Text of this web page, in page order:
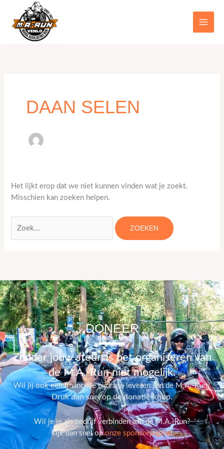
inhoud
DAAN SELEN
Het lijkt erop dat we niet kunnen vinden wat je zoekt.
Misschien kan zoeken helpen.
naar:
DONEER
Zonder jouw steun is het organiseren van
de M.A.-Run niet mogelijk.
Wil jij ook een financiële bijdrage leveren aan de M.A.-Run?
Druk dan snel op de donatie-knop.
Wil je je als bedrijf verbinden aan de M.A.-Run?
kijk dan snel oponze sponsorpagina!